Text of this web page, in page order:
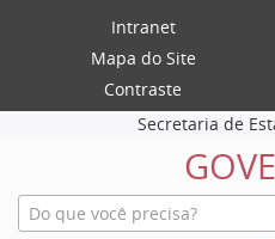
Intranet
Mapa do Site
Contraste
Secretaria de